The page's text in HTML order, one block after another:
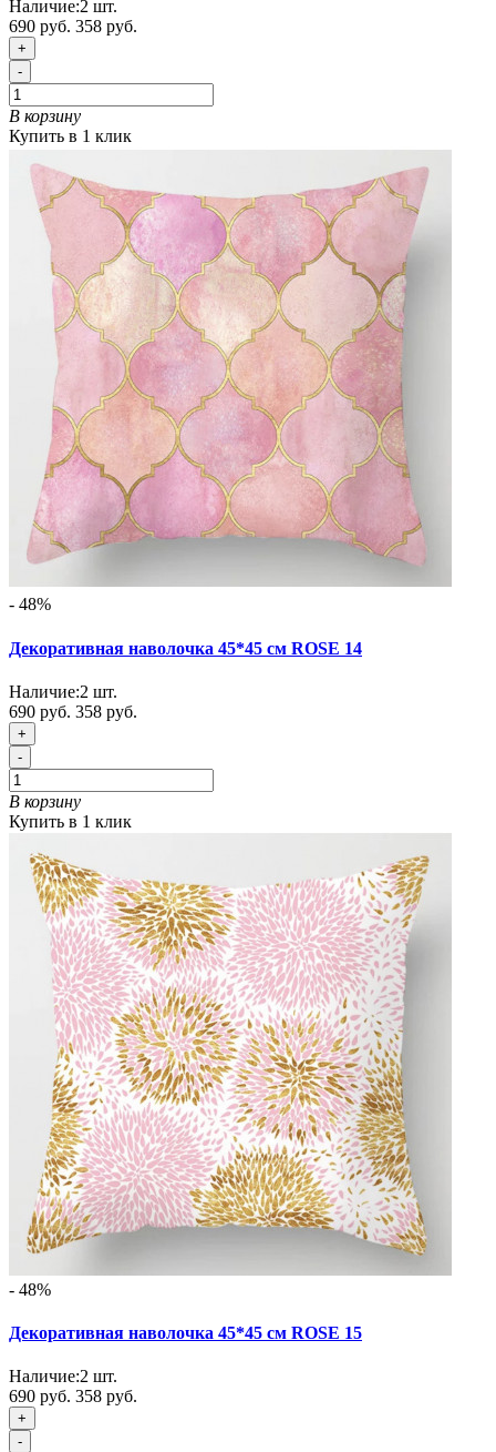
Наличие:2 шт.
690 руб. 358 руб.
+
-
В корзину
Купить в 1 клик
- 48%
Декоративная наволочка 45*45 см ROSE 14
Наличие:2 шт.
690 руб. 358 руб.
+
-
В корзину
Купить в 1 клик
- 48%
Декоративная наволочка 45*45 см ROSE 15
Наличие:2 шт.
690 руб. 358 руб.
+
-